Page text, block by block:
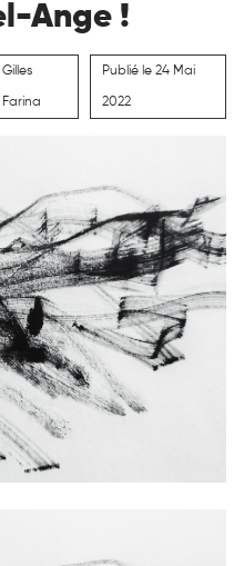
Ange !
Gilles
Farina
Publié le 24 Mai
2022